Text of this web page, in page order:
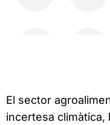
El sector
incertesa